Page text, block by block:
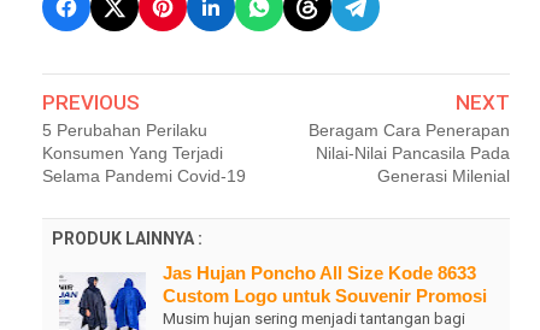
PREVIOUS
5 Perubahan Perilaku
Konsumen Yang Terjadi
Selama Pandemi Covid-19
NEXT
Beragam Cara Penerapan
Nilai-Nilai Pancasila Pada
Generasi Milenial
PRODUK LAINNYA :
Jas Hujan Poncho All Size Kode 8633
Custom Logo untuk Souvenir Promosi
Musim hujan sering menjadi tantangan bagi